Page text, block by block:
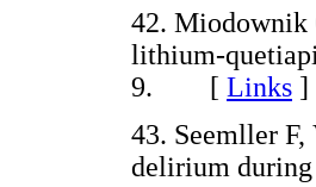
42. Miodownik
lithium-
9. [ Links ]
43. Seemller
delirium